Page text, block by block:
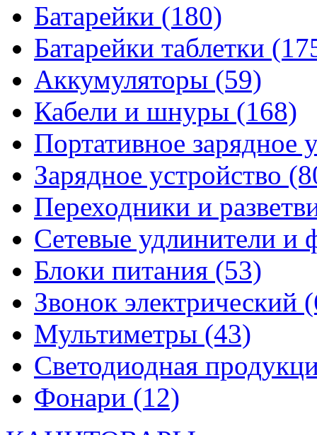
Батарейки (180)
Батарейки таблетки
Аккумуляторы (59)
Кабели и шнуры (168)
Портативное зарядное
Зарядное устройство
Переходники и
Сетевые удлинители и
Блоки питания (53)
Звонок электрический
Мультиметры (43)
Светодиодная
Фонари (12)